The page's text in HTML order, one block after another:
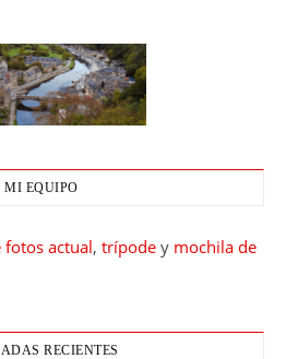
MI EQUIPO
fotos actual, trípode y mochila de
RECIENTES